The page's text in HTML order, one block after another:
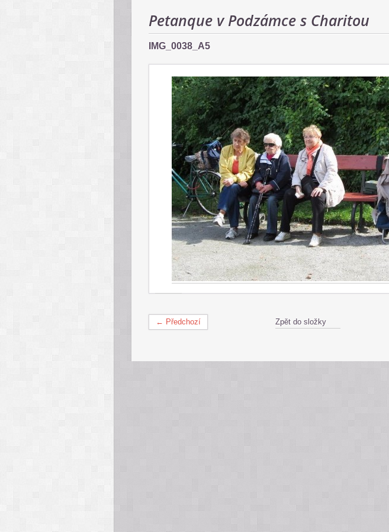
Petanque v Podzámce s Charitou
IMG_0038_A5
← Předchozí Zpět do složky